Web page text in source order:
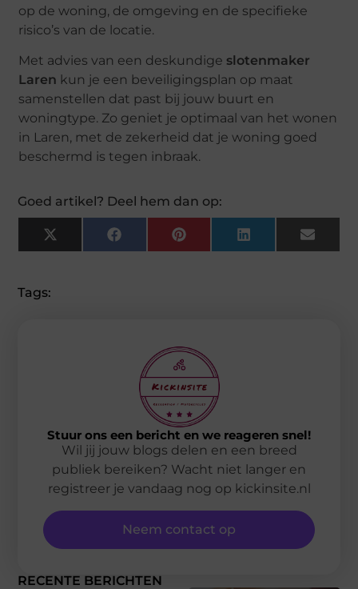
op de woning, de omgeving en de specifieke
risico’s van de locatie.
Met advies van een deskundige slotenmaker
Laren kun je een beveiligingsplan op maat
samenstellen dat past bij jouw buurt en
woningtype. Zo geniet je optimaal van het wonen
in Laren, met de zekerheid dat je woning goed
beschermd is tegen inbraak.
Goed artikel? Deel hem dan op:
X
(Twitter)
FacebookPinterestLinkedIn Email
Tags:
RECENTE BERICHTEN
Stuur ons een bericht en we reageren snel!
Wil jij jouw blogs delen en een breed
publiek bereiken? Wacht niet langer en
registreer je vandaag nog op kickinsite.nl
Neem contact op